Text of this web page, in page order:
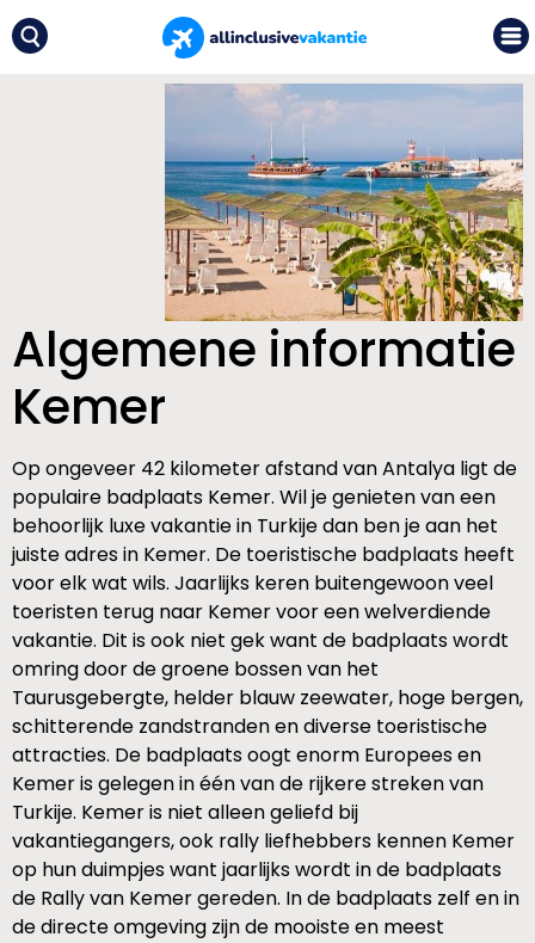
Algemene informatie
Kemer
Op ongeveer 42 kilometer afstand van Antalya ligt de
populaire badplaats Kemer. Wil je genieten van een
behoorlijk luxe vakantie in Turkije dan ben je aan het
juiste adres in Kemer. De toeristische badplaats heeft
voor elk wat wils. Jaarlijks keren buitengewoon veel
toeristen terug naar Kemer voor een welverdiende
vakantie. Dit is ook niet gek want de badplaats wordt
omring door de groene bossen van het
Taurusgebergte, helder blauw zeewater, hoge bergen,
schitterende zandstranden en diverse toeristische
attracties. De badplaats oogt enorm Europees en
Kemer is gelegen in één van de rijkere streken van
Turkije. Kemer is niet alleen geliefd bij
vakantiegangers, ook rally liefhebbers kennen Kemer
op hun duimpjes want jaarlijks wordt in de badplaats
de Rally van Kemer gereden. In de badplaats zelf en in
de directe omgeving zijn de mooiste en meest